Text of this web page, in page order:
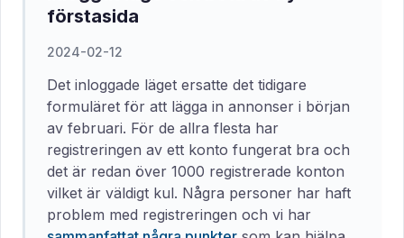
förstasida
2024-02-12
Det inloggade läget ersatte det tidigare
formuläret för att lägga in annonser i början
av februari. För de allra flesta har
registreringen av ett konto fungerat bra och
det är redan över 1000 registrerade konton
vilket är väldigt kul. Några personer har haft
problem med registreringen och vi har